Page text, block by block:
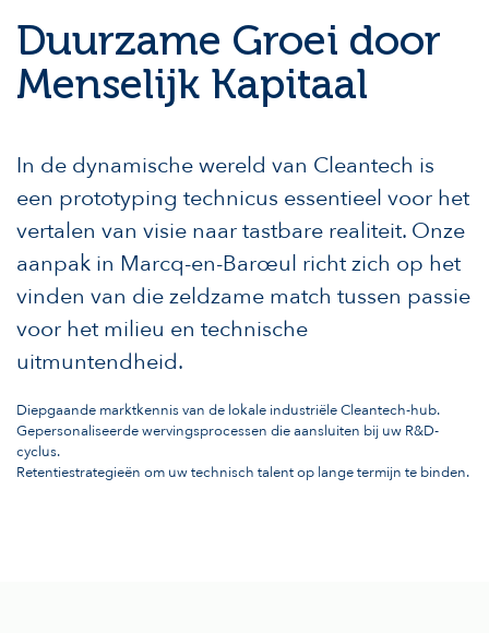
Duurzame Groei door
Menselijk Kapitaal
In de dynamische wereld van Cleantech is
een prototyping technicus essentieel voor het
vertalen van visie naar tastbare realiteit. Onze
aanpak in Marcq-en-Barœul richt zich op het
vinden van die zeldzame match tussen passie
voor het milieu en technische
uitmuntendheid.
Diepgaande marktkennis van de lokale industriële Cleantech-hub.
Gepersonaliseerde wervingsprocessen die aansluiten bij uw R&D-
cyclus.
Retentiestrategieën om uw technisch talent op lange termijn te binden.